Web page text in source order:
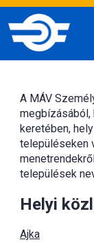
A MÁV
keretében,
településeken
települések
Helyi
Ajka